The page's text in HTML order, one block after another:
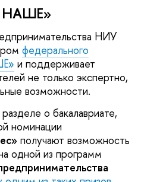
НАШЕ»
НИУ
федерального
и поддерживает
не только экспертно,
возможности.
о бакалавриате,
номинации
получают возможность
одной из программ